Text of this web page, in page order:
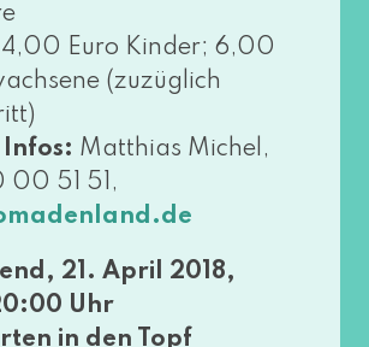
4,00 Euro Kinder; 6,00
(zuzüg­lich
Matthias Michel,
00 51 51,
21. April 2018,
Uhr
in den Topf